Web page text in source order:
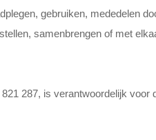
gebruiken, mededelen
samenbrengen of met
287, is verantwoordelijk voor